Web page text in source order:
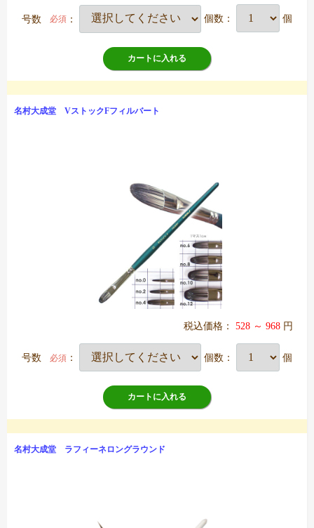
号数 必須 ： 個数： 個
カートに入れる
名村大成堂 VストックFフィルバート
税込価格： 528 ～ 968 円
号数 必須 ： 個数： 個
カートに入れる
名村大成堂 ラフィーネロングラウンド